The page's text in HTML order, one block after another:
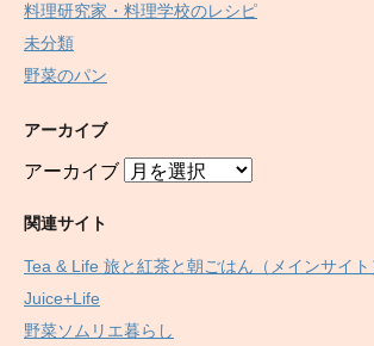
料理研究家・料理学校のレシピ
未分類
野菜のパン
アーカイブ
アーカイブ
関連サイト
Tea & Life 旅と紅茶と朝ごはん（メインサイト
Juice+Life
野菜ソムリエ暮らし